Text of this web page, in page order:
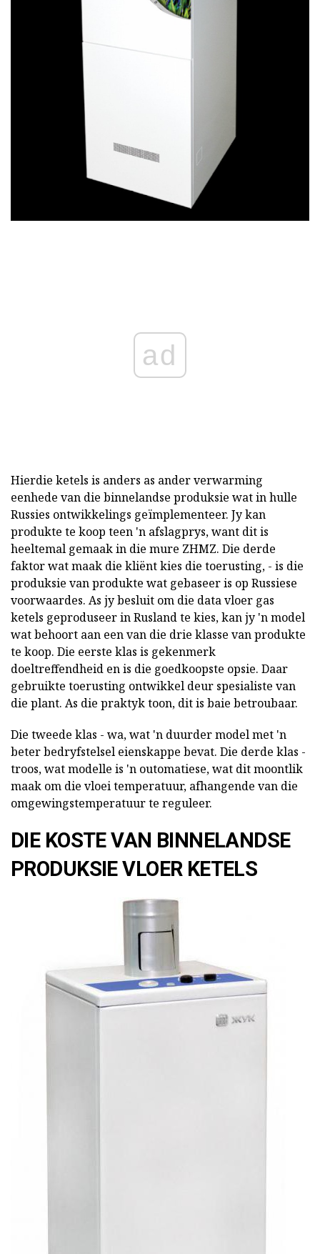
ad
Hierdie ketels is anders as ander verwarming
eenhede van die binnelandse produksie wat in hulle
Russies ontwikkelings geïmplementeer. Jy kan
produkte te koop teen 'n afslagprys, want dit is
heeltemal gemaak in die mure ZHMZ. Die derde
faktor wat maak die kliënt kies die toerusting, - is die
produksie van produkte wat gebaseer is op Russiese
voorwaardes. As jy besluit om die data vloer gas
ketels geproduseer in Rusland te kies, kan jy 'n model
wat behoort aan een van die drie klasse van produkte
te koop. Die eerste klas is gekenmerk
doeltreffendheid en is die goedkoopste opsie. Daar
gebruikte toerusting ontwikkel deur spesialiste van
die plant. As die praktyk toon, dit is baie betroubaar.
Die tweede klas - wa, wat 'n duurder model met 'n
beter bedryfstelsel eienskappe bevat. Die derde klas -
troos, wat modelle is 'n outomatiese, wat dit moontlik
maak om die vloei temperatuur, afhangende van die
omgewingstemperatuur te reguleer.
DIE KOSTE VAN BINNELANDSE
PRODUKSIE VLOER KETELS